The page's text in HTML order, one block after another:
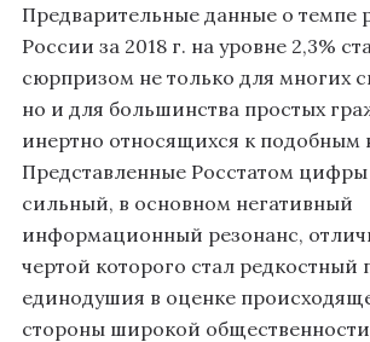
Предварительные данные о темпе
России за 2018 г. на уровне 2,3%
сюрпризом не только для многих
но и для большинства простых
инертно относящихся к подобным
Представленные Росстатом
сильный, в основном негативный
информационный резонанс,
чертой которого стал редкостный
единодушия в оценке
стороны широкой